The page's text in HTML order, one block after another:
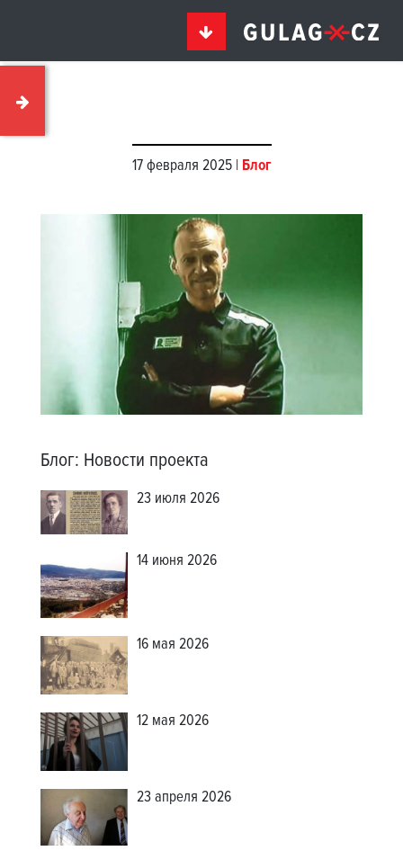
17 февраля 2025 | Блог
Блог: Новости проекта
23 июля 2026
14 июня 2026
16 мая 2026
12 мая 2026
23 апреля 2026